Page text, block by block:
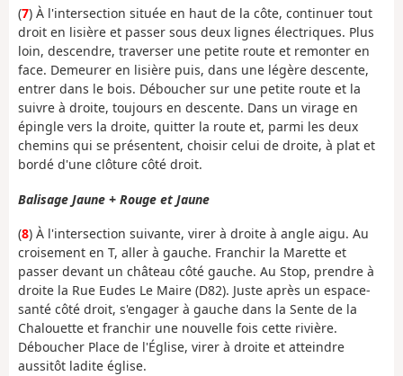
(7) À l'intersection située en haut de la côte, continuer tout
droit en lisière et passer sous deux lignes électriques. Plus
loin, descendre, traverser une petite route et remonter en
face. Demeurer en lisière puis, dans une légère descente,
entrer dans le bois. Déboucher sur une petite route et la
suivre à droite, toujours en descente. Dans un virage en
épingle vers la droite, quitter la route et, parmi les deux
chemins qui se présentent, choisir celui de droite, à plat et
bordé d'une clôture côté droit.
Balisage Jaune + Rouge et Jaune
(8) À l'intersection suivante, virer à droite à angle aigu. Au
croisement en T, aller à gauche. Franchir la Marette et
passer devant un château côté gauche. Au Stop, prendre à
droite la Rue Eudes Le Maire (D82). Juste après un espace-
santé côté droit, s'engager à gauche dans la Sente de la
Chalouette et franchir une nouvelle fois cette rivière.
Déboucher Place de l'Église, virer à droite et atteindre
aussitôt ladite église.